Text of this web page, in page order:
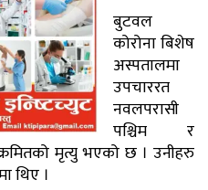
बुटवल
कोरोना बिशेष
अस्पतालमा
उपचाररत
नवलपरासी
पश्चिम र
मृत्यु भएको छ । उनीहरु
थिए ।